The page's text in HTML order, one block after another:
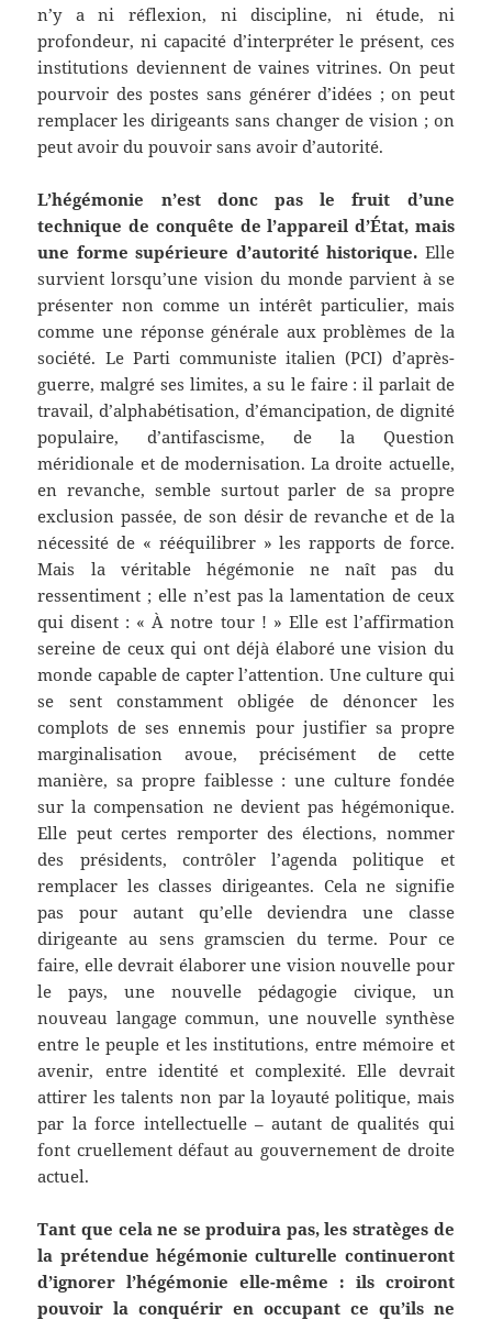
n’y a ni réflexion, ni discipline, ni étude, ni
profondeur, ni capacité d’interpréter le présent, ces
institutions deviennent de vaines vitrines. On peut
pourvoir des postes sans générer d’idées ; on peut
remplacer les dirigeants sans changer de vision ; on
peut avoir du pouvoir sans avoir d’autorité.
L’hégémonie n’est donc pas le fruit d’une
technique de conquête de l’appareil d’État, mais
une forme supérieure d’autorité historique. Elle
survient lorsqu’une vision du monde parvient à se
présenter non comme un intérêt particulier, mais
comme une réponse générale aux problèmes de la
société. Le Parti communiste italien (PCI) d’après-
guerre, malgré ses limites, a su le faire : il parlait de
travail, d’alphabétisation, d’émancipation, de dignité
populaire, d’antifascisme, de la Question
méridionale et de modernisation. La droite actuelle,
en revanche, semble surtout parler de sa propre
exclusion passée, de son désir de revanche et de la
nécessité de « rééquilibrer » les rapports de force.
Mais la véritable hégémonie ne naît pas du
ressentiment ; elle n’est pas la lamentation de ceux
qui disent : « À notre tour ! » Elle est l’affirmation
sereine de ceux qui ont déjà élaboré une vision du
monde capable de capter l’attention. Une culture qui
se sent constamment obligée de dénoncer les
complots de ses ennemis pour justifier sa propre
marginalisation avoue, précisément de cette
manière, sa propre faiblesse : une culture fondée
sur la compensation ne devient pas hégémonique.
Elle peut certes remporter des élections, nommer
des présidents, contrôler l’agenda politique et
remplacer les classes dirigeantes. Cela ne signifie
pas pour autant qu’elle deviendra une classe
dirigeante au sens gramscien du terme. Pour ce
faire, elle devrait élaborer une vision nouvelle pour
le pays, une nouvelle pédagogie civique, un
nouveau langage commun, une nouvelle synthèse
entre le peuple et les institutions, entre mémoire et
avenir, entre identité et complexité. Elle devrait
attirer les talents non par la loyauté politique, mais
par la force intellectuelle – autant de qualités qui
font cruellement défaut au gouvernement de droite
actuel.
Tant que cela ne se produira pas, les stratèges de
la prétendue hégémonie culturelle continueront
d’ignorer l’hégémonie elle-même : ils croiront
pouvoir la conquérir en occupant ce qu’ils ne